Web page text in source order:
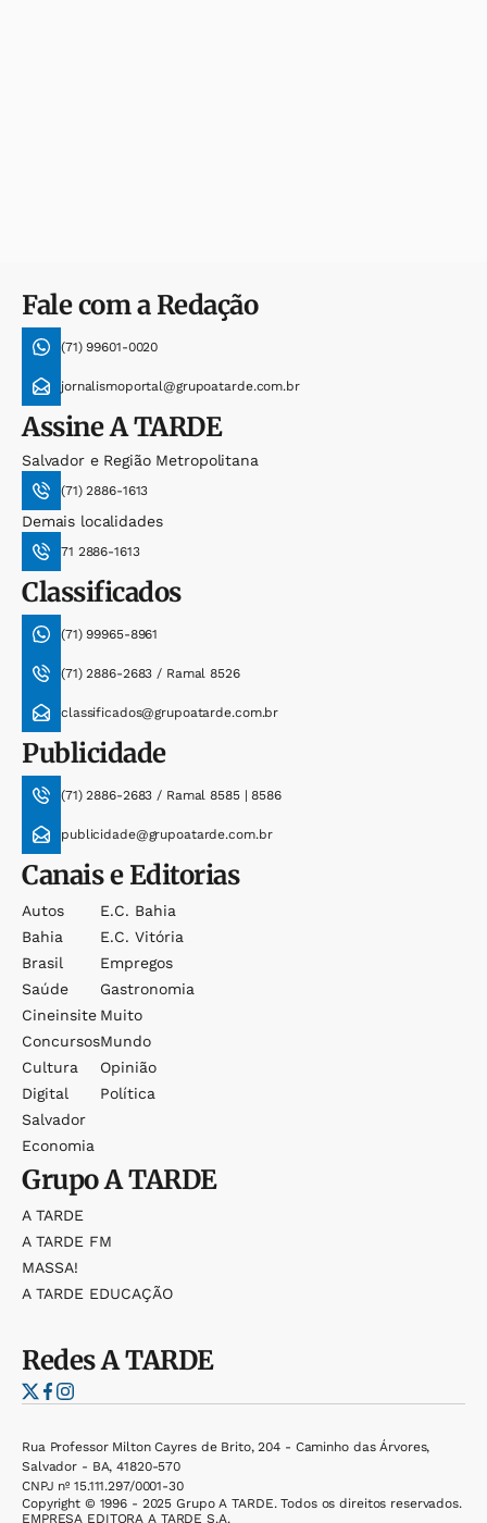
Fale com a Redação
(71) 99601-0020
jornalismoportal@grupoatarde.com.br
AssineA TARDE
Salvador e Região Metropolitana
(71) 2886-1613
Demais localidades
71 2886-1613
Classificados
(71) 99965-8961
(71) 2886-2683 / Ramal 8526
classificados@grupoatarde.com.br
Publicidade
(71) 2886-2683 / Ramal 8585 | 8586
publicidade@grupoatarde.com.br
Canais e Editorias
Autos
Bahia
Brasil
Saúde
Cineinsite
Concursos
Cultura
Digital
Salvador
Economia
E.c. Bahia
E.c. Vitória
Empregos
Gastronomia
Muito
Mundo
Opinião
Política
GrupoA TARDE
A TARDE
A TARDE FM
MASSA!
A TARDE EDUCAÇÃO
RedesA TARDE
Rua Professor Milton Cayres de Brito, 204 - Caminho das Árvores,
Salvador - BA, 41820-570
CNPJ nº 15.111.297/0001-30
Copyright © 1996 - 2025 Grupo A TARDE. Todos os direitos reservados.
EMPRESA EDITORA A TARDE S.A.